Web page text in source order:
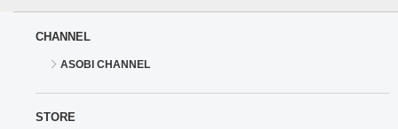
CHANNEL
ASOBI CHANNEL
STORE